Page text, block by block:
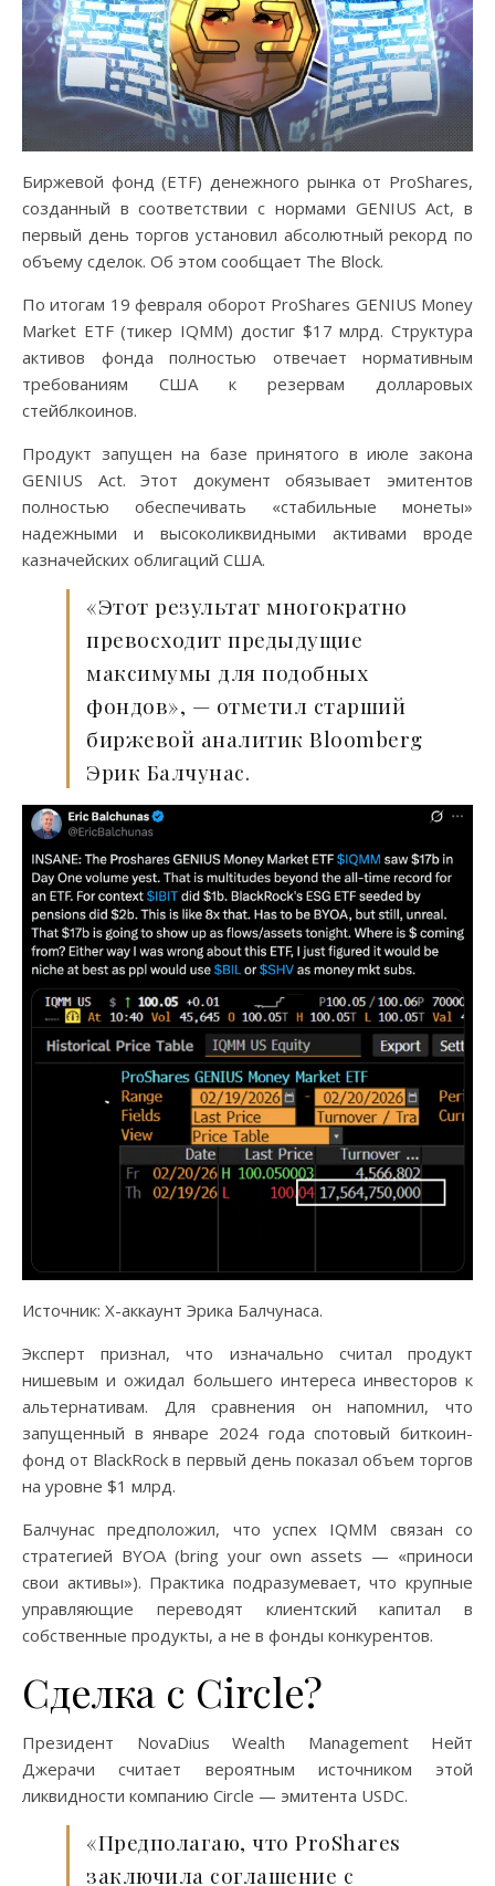
Биржевой фонд (ETF) денежного рынка от ProShares,
созданный в соответствии с нормами GENIUS Act, в
первый день торгов установил абсолютный рекорд по
объему сделок. Об этом сообщает The Block.
По итогам 19 февраля оборот ProShares GENIUS Money
Market ETF (тикер IQMM) достиг $17 млрд. Структура
активов фонда полностью отвечает нормативным
требованиям США к резервам долларовых
стейблкоинов.
Продукт запущен на базе принятого в июле закона
GENIUS Act. Этот документ обязывает эмитентов
полностью обеспечивать «стабильные монеты»
надежными и высоколиквидными активами вроде
казначейских облигаций США.
«Этот результат многократно
превосходит предыдущие
максимумы для подобных
фондов», — отметил старший
биржевой аналитик Bloomberg
Эрик Балчунас.
Источник: X-аккаунт Эрика Балчунаса.
Эксперт признал, что изначально считал продукт
нишевым и ожидал большего интереса инвесторов к
альтернативам. Для сравнения он напомнил, что
запущенный в январе 2024 года спотовый биткоин-
фонд от BlackRock в первый день показал объем торгов
на уровне $1 млрд.
Балчунас предположил, что успех IQMM связан со
стратегией BYOA (bring your own assets — «приноси
свои активы»). Практика подразумевает, что крупные
управляющие переводят клиентский капитал в
собственные продукты, а не в фонды конкурентов.
Сделка с Circle?
Президент NovaDius Wealth Management Нейт
Джерачи считает вероятным источником этой
ликвидности компанию Circle — эмитента USDC.
«Предполагаю, что ProShares
заключила соглашение с